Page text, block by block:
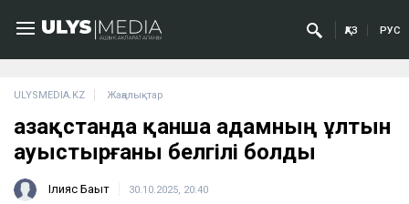
ҚАЗ РУС
ULYSMEDIA.KZ Жаңалықтар
Қазақстанда қанша адамның ұлтын
ауыстырғаны белгілі болды
Ілияс Бақыт 30.10.2025, 20:40